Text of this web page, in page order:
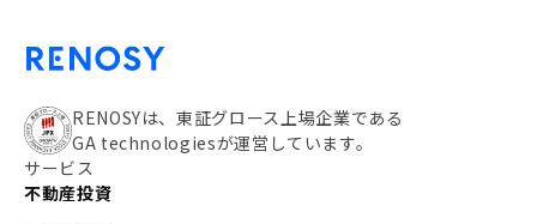
RENOSYは、東証グロース上場企業である
GA technologiesが運営しています。
サービス
不動産投資